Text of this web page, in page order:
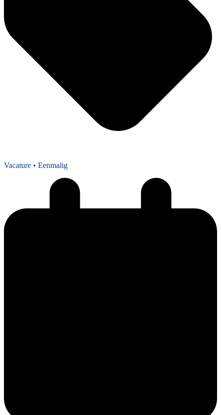
Vacature • Eenmalig